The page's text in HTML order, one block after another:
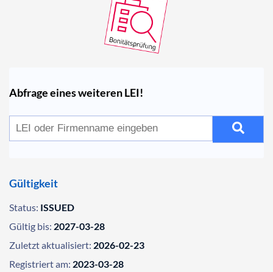
Abfrage eines weiteren LEI!
Gültigkeit
Status: ISSUED
Gültig bis: 2027-03-28
Zuletzt aktualisiert: 2026-02-23
Registriert am: 2023-03-28